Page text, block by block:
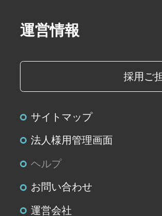
運営情報
採用ご
サイトマップ
法人様用管理画面
ヘルプ
お問い合わせ
運営会社